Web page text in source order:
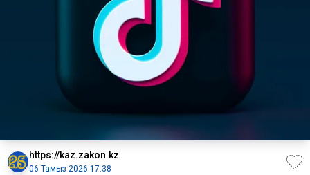
https://kaz.zakon.kz
06 Тамыз 2026 17:38